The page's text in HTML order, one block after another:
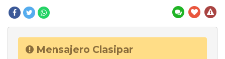
Mensajero Clasipar